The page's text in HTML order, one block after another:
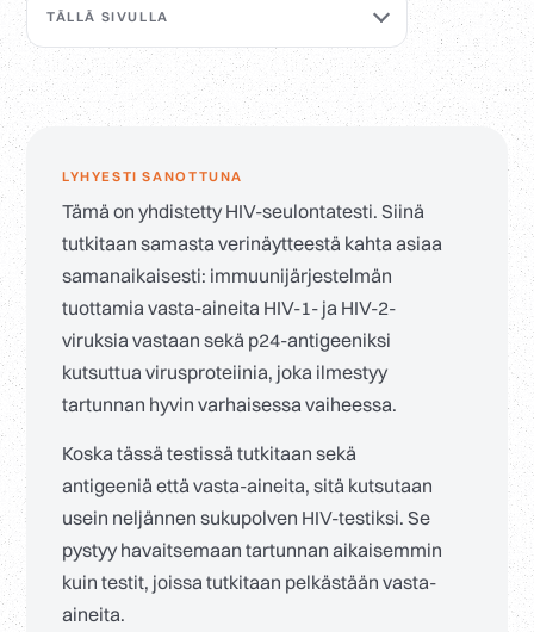
TÄLLÄ SIVULLA
LYHYESTI SANOTTUNA
Tämä on yhdistetty HIV-seulontatesti. Siinä
tutkitaan samasta verinäytteestä kahta asiaa
samanaikaisesti: immuunijärjestelmän
tuottamia vasta-aineita HIV-1- ja HIV-2-
viruksia vastaan sekä p24-antigeeniksi
kutsuttua virusproteiinia, joka ilmestyy
tartunnan hyvin varhaisessa vaiheessa.
Koska tässä testissä tutkitaan sekä
antigeeniä että vasta-aineita, sitä kutsutaan
usein neljännen sukupolven HIV-testiksi. Se
pystyy havaitsemaan tartunnan aikaisemmin
kuin testit, joissa tutkitaan pelkästään vasta-
aineita.